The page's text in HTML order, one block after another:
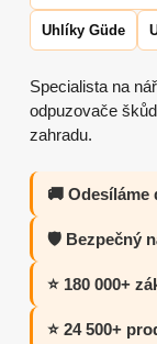
Uhlíky Güde
Specialista na
odpuzovače
zahradu.
🚚 Odesíláme
🛡️ Bezpečný
⭐ 180 000+
⭐ 24 500+